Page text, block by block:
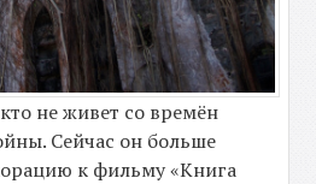
не живет со времён
Сейчас он больше
к фильму «Книга